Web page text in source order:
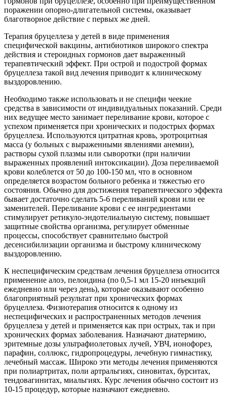
поражении опорно-длигательной системы, оказывает
благотворное действие с первых же дней.
Терапия бруцеллеза у детей в виде применения
специфической вакцины, антибиотиков широкого спектра
действия и стероидных гормонов дает выраженный
терапевтический эффект. При острой и подострой формах
бруцеллеза такой вид лечения приводит к клиническому
выздоровлению.
Необходимо также использовать и не специфи чеекие
средства в зависимости от индивидуальных показаний. Среди
них ведущее место занимает переливание крови, которое с
успехом применяется при хронических и подострых формах
бруцеллеза. Используются цитратная кровь, эротроцитная
масса (у больных с выраженными явлениями анемии),
растворы сухой плазмы или сыворотки (при наличии
выраженных проявлений интоксикации). Доза переливаемой
крови колеблется от 50 до 100-150 мл, что в основном
определяется возрастом больного ребенка и тяжестью его
состояния. Обычно для достижения терапевтического эффекта
бывает достаточно сделать 5-6 переливаний крови или ее
заменителей. Переливание крови с ее ингредиентами
стимулирует ретикуло-эндотелиальную систему, повышает
защитные свойства организма, регулирует обменные
процессы, способствует сравнительно быстрой
десенсибилизации организма и быстрому клиническому
выздоровлению.
К неспецифическим средствам лечения бруцеллеза относится
применение алоэ, пелоидина (по 0,5-1 мл 15-20 инъекций
ежедневно или через день), которые оказывают особенно
благоприятный результат при хронических формах
бруцеллеза. Физиотерапия относится к одному из
неспецифических и распространенных методов лечения
бруцеллеза у детей и применяется как при острых, так и при
хронических формах заболевания. Назначают диатермию,
эритемные дозы ультрафиолетовых лучей, УВЧ, ионофорез,
парафин, соллюкс, гидропроцедуры, лечебную гимнастику,
лечебный массаж. Широко эти методы лечения применяются
при полиартритах, поли артральгиях, синовитах, бурситах,
тендовагинитах, миальгиях. Курс лечения обычно состоит из
10-15 процедур, которые назначают ежедневно.